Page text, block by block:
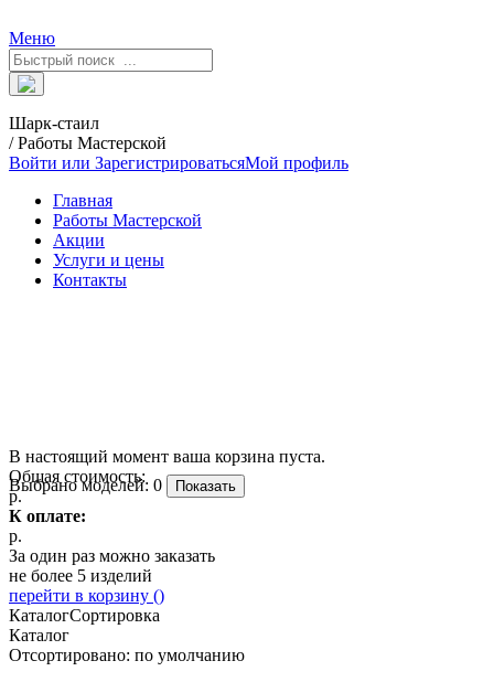
Меню
Шарк-стаил
/ Работы Мастерской
Войти или ЗарегистрироватьсяМой профиль
Главная
Работы Мастерской
Акции
Услуги и цены
Контакты
В настоящий момент ваша корзина пуста.
Общая стоимость:
р.
К оплате:
р.
За один раз можно заказать
не более 5 изделий
перейти в корзину ()
КаталогСортировка
Каталог
Отсортировано: по умолчанию
Выбрано моделей: 0